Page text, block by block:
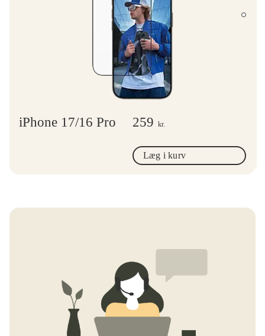
iPhone 17/16 Pro 259 kr.
Læg i kurv